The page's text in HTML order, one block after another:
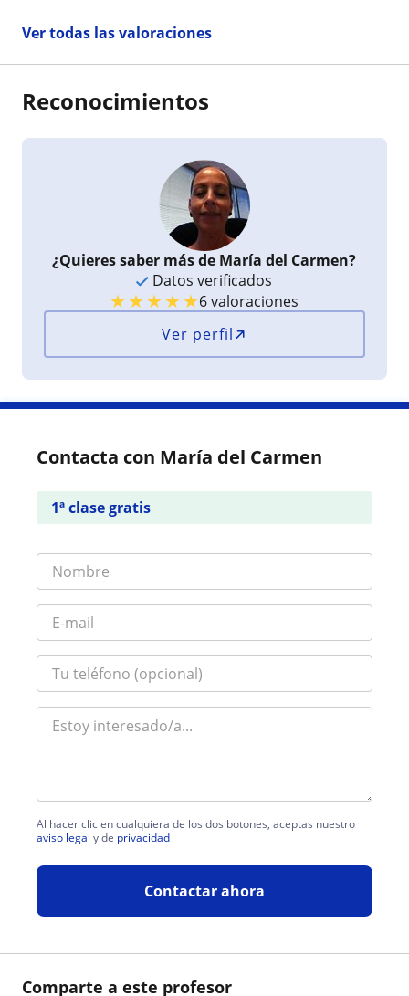
Comparte a este profesor
derivado de amplio conocimiento, siempre
en realidad por el aprendizaje y progreso de sus
niños”. Así las cosas, es una excelente opción
para quienes buscan clases en Derecho de
sus conocimientos.
Ver todas las valoraciones
Reconocimientos
¿Quieres saber más de María del Carmen?
Datos verificados
★★★★★6 valoraciones
Ver perfil
Contacta con María del Carmen
1ª clase gratis
Al hacer clic en cualquiera de los dos botones, aceptas nuestro
aviso legal y de privacidad
Contactar ahora